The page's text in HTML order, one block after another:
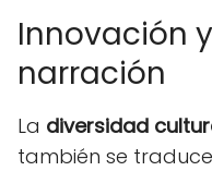
Innovación
narración
La diversidad
también se